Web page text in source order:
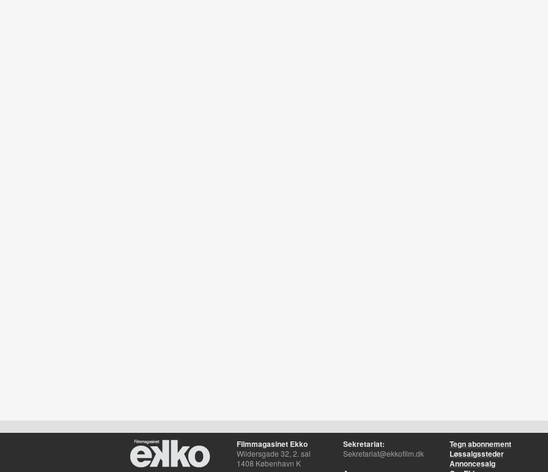
Filmmagasinet Ekko
Wildersgade 32, 2. sal
1408 København K
Sekretariat:
Sekretariat@ekkofilm.dk
Tegn abonnement
Løssalgssteder
Annoncesalg